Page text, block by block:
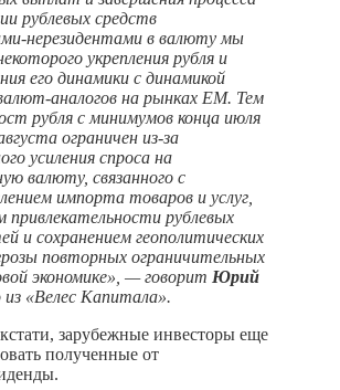
рублевых средств
нерезидентами в валюту мы
укрепления рубля и
его динамики с динамикой
аналогов на рынках EM. Тем
рубля с минимумов конца июля
ограничен из-за
усиления спроса на
валюту, связанного с
импорта товаров и услуг,
привлекательности рублевых
и сохранением геополитических
повторных ограничительных
экономике», — говорит Юрий
из «Велес Капитала».
зарубежные инвесторы еще
полученные от